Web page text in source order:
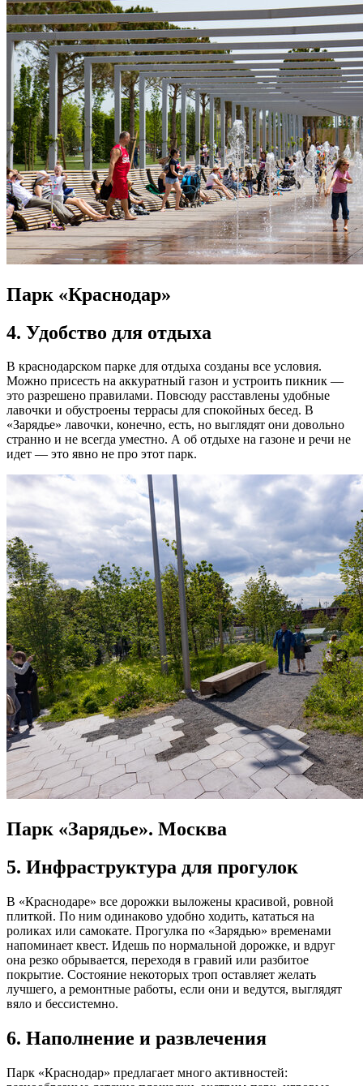
Парк «Краснодар»
4. Удобство для отдыха
В краснодарском парке для отдыха созданы все условия.
Можно присесть на аккуратный газон и устроить пикник —
это разрешено правилами. Повсюду расставлены удобные
лавочки и обустроены террасы для спокойных бесед. В
«Зарядье» лавочки, конечно, есть, но выглядят они довольно
странно и не всегда уместно. А об отдыхе на газоне и речи не
идет — это явно не про этот парк.
Парк «Зарядье». Москва
5. Инфраструктура для прогулок
В «Краснодаре» все дорожки выложены красивой, ровной
плиткой. По ним одинаково удобно ходить, кататься на
роликах или самокате. Прогулка по «Зарядью» временами
напоминает квест. Идешь по нормальной дорожке, и вдруг
она резко обрывается, переходя в гравий или разбитое
покрытие. Состояние некоторых троп оставляет желать
лучшего, а ремонтные работы, если они и ведутся, выглядят
вяло и бессистемно.
6. Наполнение и развлечения
Парк «Краснодар» предлагает много активностей: